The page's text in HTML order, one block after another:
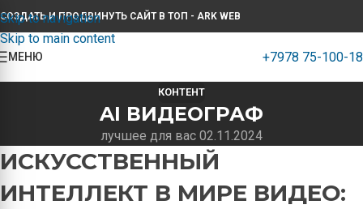
Skip to navigation
Skip to main content
СОЗДАТЬ И ПРОДВИНУТЬ САЙТ В ТОП - ARK WEB
МЕНЮ +7978 75-100-18
КОНТЕНТ
AI ВИДЕОГРАФ
лучшее для вас 02.11.2024
ИСКУССТВЕННЫЙ
ИНТЕЛЛЕКТ В МИРЕ ВИДЕО: